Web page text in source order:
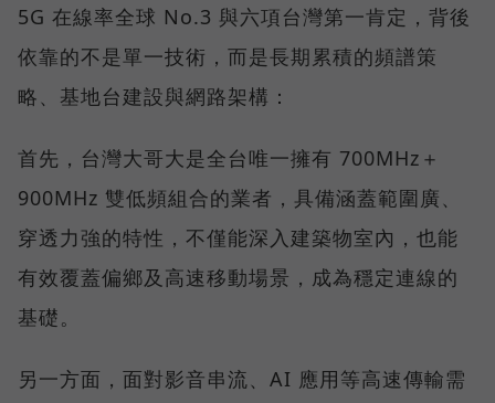
5G 在線率全球 No.3 與六項台灣第一肯定，背後
依靠的不是單一技術，而是長期累積的頻譜策
略、基地台建設與網路架構：
首先，台灣大哥大是全台唯一擁有 700MHz＋
900MHz 雙低頻組合的業者，具備涵蓋範圍廣、
穿透力強的特性，不僅能深入建築物室內，也能
有效覆蓋偏鄉及高速移動場景，成為穩定連線的
基礎。
另一方面，面對影音串流、AI 應用等高速傳輸需